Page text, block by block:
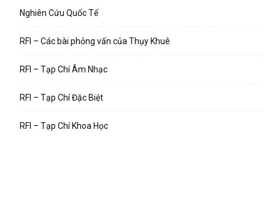
Nghiên Cứu Quốc Tế
RFI – Các bài phỏng vấn của Thụy Khuê
RFI – Tạp Chí Âm Nhạc
RFI – Tạp Chí Đặc Biệt
RFI – Tạp Chí Khoa Học